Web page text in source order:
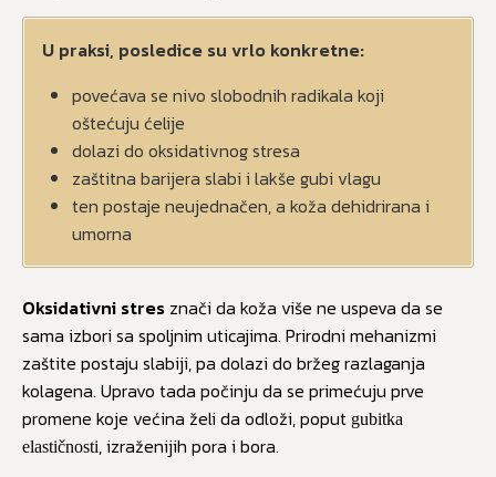
U praksi, posledice su vrlo konkretne:
povećava se nivo slobodnih radikala koji
oštećuju ćelije
dolazi do oksidativnog stresa
zaštitna barijera slabi i lakše gubi vlagu
ten postaje neujednačen, a koža dehidrirana i
umorna
Oksidativni stres znači da koža više ne uspeva da se
sama izbori sa spoljnim uticajima. Prirodni mehanizmi
zaštite postaju slabiji, pa dolazi do bržeg razlaganja
kolagena. Upravo tada počinju da se primećuju prve
promene koje većina želi da odloži, poput gubitka
elastičnosti, izraženijih pora i bora.